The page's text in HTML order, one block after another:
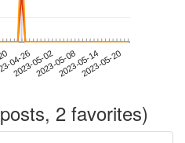
04-26
2023-05-022023-05-082023-05-142023-05-20
2 favorites)